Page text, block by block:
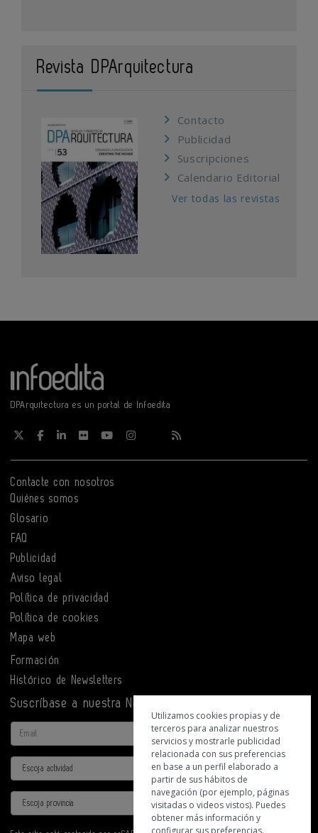
Revista DPArquitectura
Contacto
Publicidad
Suscripciones
Calendario Editorial
Ver todas las revistas
DPArquitectura es un portal de Infoedita
Contacte con nosotros
Quiénes somos
Glosario
FAQ
Publicidad
Aviso legal
Política de privacidad
Política de cookies
Mapa web
Formación
Histórico de Newsletters
Suscríbase a nuestra Newsletter
Email
Actividad
Provincia
Utilizamos cookies propias y de
terceros para analizar nuestros
servicios y mostrarle publicidad
relacionada con sus preferencias
en base a un perfil elaborado a
partir de sus hábitos de
navegación (por ejemplo, páginas
visitadas o videos vistos). Puedes
obtener más información y
configurar sus preferencias.